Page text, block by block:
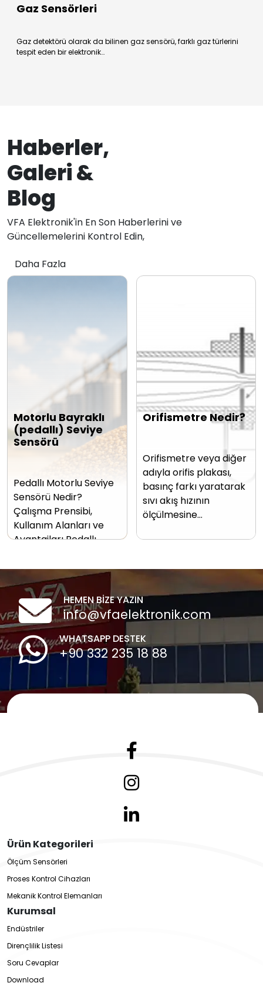
Gaz Sensörleri
Gaz detektörü olarak da bilinen gaz sensörü, farklı gaz türlerini
tespit eden bir elektronik…
Haberler,
Galeri &
Blog
VFA Elektronik'in En Son Haberlerini ve
Güncellemelerini Kontrol Edin,
Daha Fazla
Motorlu Bayraklı
(pedallı) Seviye
Sensörü
Pedallı Motorlu Seviye
Sensörü Nedir?
Çalışma Prensibi,
Kullanım Alanları ve
Avantajları Pedallı…
Orifismetre Nedir?
Orifismetre veya diğer
adıyla orifis plakası,
basınç farkı yaratarak
sıvı akış hızının
ölçülmesine…
HEMEN BİZE YAZIN
info@vfaelektronik.com
WHATSAPP DESTEK
+90 332 235 18 88
Ürün Kategorileri
Ölçüm Sensörleri
Proses Kontrol Cihazları
Mekanik Kontrol Elemanları
Kurumsal
Endüstriler
Dirençlilik Listesi
Soru Cevaplar
Download